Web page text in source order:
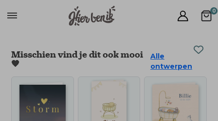
0
Misschien vind je dit ook mooi
🧡
Alle
ontwerpen